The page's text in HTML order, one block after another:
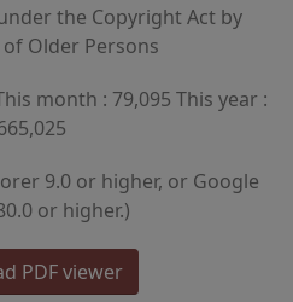
the Copyright Act by
Older Persons
month : 79,095 This year :
9.0 or higher, or Google
or higher.)
PDF viewer